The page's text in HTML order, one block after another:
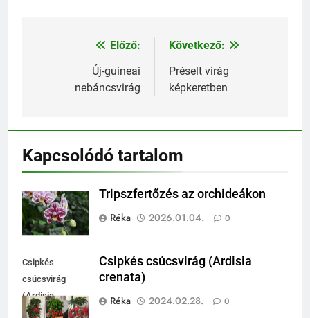
Bejegyzés
navigáció
Előző:
Új-guineai
nebáncsvirág
Következő:
Préselt virág
képkeretben
Kapcsolódó tartalom
Tripszfertőzés az orchideákon
Réka
2026.01.04. 0
Csipkés
csúcsvirág
(Ardisia
crenata)
Csipkés csúcsvirág (Ardisia
crenata)
Réka
2024.02.28. 0